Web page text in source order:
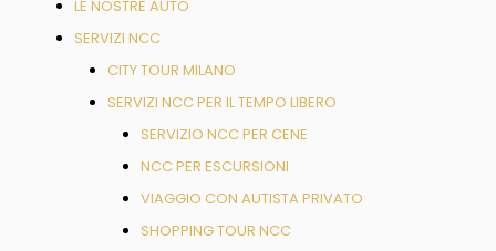
LE NOSTRE AUTO
SERVIZI NCC
CITY TOUR MILANO
SERVIZI NCC PER IL TEMPO LIBERO
SERVIZIO NCC PER CENE
NCC PER ESCURSIONI
VIAGGIO CON AUTISTA PRIVATO
SHOPPING TOUR NCC